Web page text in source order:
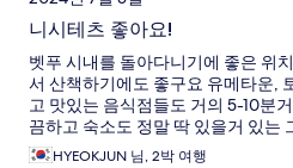
니시테츠 좋아요!
벳푸 시내를 돌아다니기에 좋은 위
서 산책하기에도 좋구요 유메타운,
고 맛있는 음식점들도 거의 5-10분
끔하고 숙소도 정말 딱 있을거 있는
HYEOKJUN 님, 2박 여행